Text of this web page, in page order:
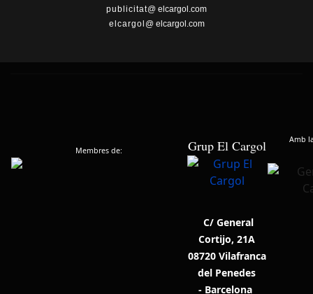
publicitat@ elcargol.com
elcargol @ elcargol.com
Membres de: Grup El Cargol Amb
C/ General
Cortijo, 21A
08720 Vilafranca
del Penedes
- Barcelona